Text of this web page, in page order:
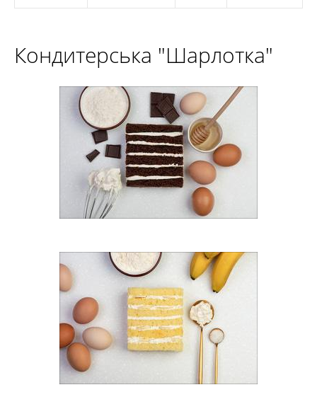
Кондитерська "Шарлотка"